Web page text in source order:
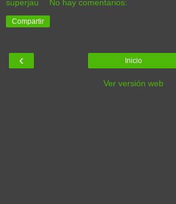
superjau No hay comentarios:
Compartir
‹ Inicio
Ver versión web